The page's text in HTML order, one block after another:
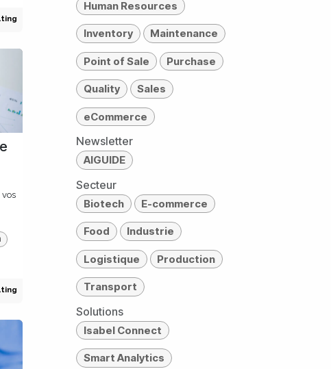
Human Resources
Inventory Maintenance
Point of Sale Purchase
Quality Sales
eCommerce
Newsletter
AIGUIDE
Secteur
Biotech E-commerce
Food Industrie
Logistique Production
Transport
Solutions
Isabel Connect
Smart Analytics